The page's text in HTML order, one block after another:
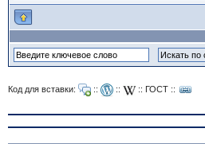
Код для вставки: :: :: :: ГОСТ::